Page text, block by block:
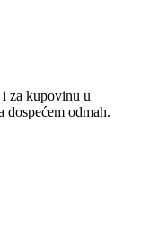
za kupovinu u
dospećem odmah.